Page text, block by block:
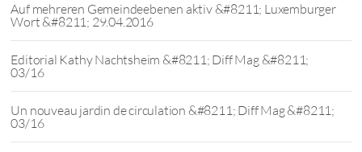
Auf mehreren Gemeindeebenen aktiv &#8211; Luxemburger
Wort &#8211; 29.04.2016
Editorial Kathy Nachtsheim &#8211; Diff Mag &#8211;
03/16
Un nouveau jardin de circulation &#8211; Diff Mag &#8211;
03/16